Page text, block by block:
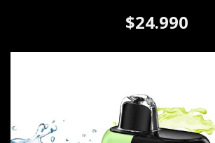
$24.990